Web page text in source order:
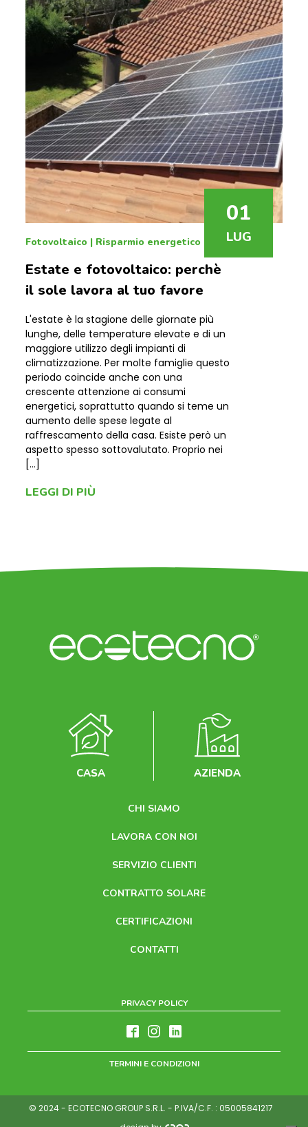
01
LUG
Fotovoltaico | Risparmio energetico
Estate e fotovoltaico: perchè
il sole lavora al tuo favore
L'estate è la stagione delle giornate più
lunghe, delle temperature elevate e di un
maggiore utilizzo degli impianti di
climatizzazione. Per molte famiglie questo
periodo coincide anche con una
crescente attenzione ai consumi
energetici, soprattutto quando si teme un
aumento delle spese legate al
raffrescamento della casa. Esiste però un
aspetto spesso sottovalutato. Proprio nei
[…]
LEGGI DI PIÙ
SOLUZIONI PER
SOLUZIONI PER
CHI SIAMO
LAVORA CON NOI
SERVIZIO CLIENTI
CONTRATTO SOLARE
CERTIFICAZIONI
CONTATTI
CASA AZIENDA
PRIVACY POLICY
TERMINI E CONDIZIONI
© 2024 - ECOTECNO GROUP S.R.L. - P.IVA/C.F. : 05005841217